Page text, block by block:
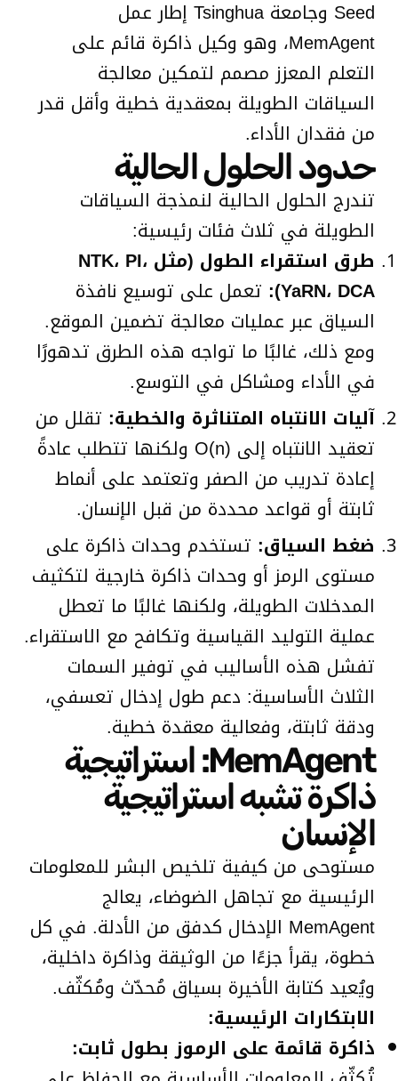
Seed وجامعة Tsinghua إطار عمل
MemAgent، وهو وكيل ذاكرة قائم على
التعلم المعزز مصمم لتمكين معالجة
السياقات الطويلة بمعقدية خطية وأقل قدر
من فقدان الأداء.
حدود الحلول الحالية
تندرج الحلول الحالية لنمذجة السياقات
الطويلة في ثلاث فئات رئيسية:
طرق استقراء الطول (مثل NTK، PI،
YaRN، DCA): تعمل على توسيع نافذة
السياق عبر عمليات معالجة تضمين الموقع.
ومع ذلك، غالبًا ما تواجه هذه الطرق تدهورًا
في الأداء ومشاكل في التوسع.
آليات الانتباه المتناثرة والخطية: تقلل من
تعقيد الانتباه إلى O(n) ولكنها تتطلب عادةً
إعادة تدريب من الصفر وتعتمد على أنماط
ثابتة أو قواعد محددة من قبل الإنسان.
ضغط السياق: تستخدم وحدات ذاكرة على
مستوى الرمز أو وحدات ذاكرة خارجية لتكثيف
المدخلات الطويلة، ولكنها غالبًا ما تعطل
عملية التوليد القياسية وتكافح مع الاستقراء.
تفشل هذه الأساليب في توفير السمات
الثلاث الأساسية: دعم طول إدخال تعسفي،
ودقة ثابتة، وفعالية معقدة خطية.
MemAgent: استراتيجية
ذاكرة تشبه استراتيجية
الإنسان
مستوحى من كيفية تلخيص البشر للمعلومات
الرئيسية مع تجاهل الضوضاء، يعالج
MemAgent الإدخال كدفق من الأدلة. في كل
خطوة، يقرأ جزءًا من الوثيقة وذاكرة داخلية،
ويُعيد كتابة الأخيرة بسياق مُحدّث ومُكثّف.
الابتكارات الرئيسية:
ذاكرة قائمة على الرموز بطول ثابت: